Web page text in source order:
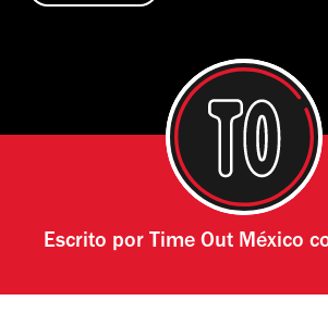
Escrito por Time Out México